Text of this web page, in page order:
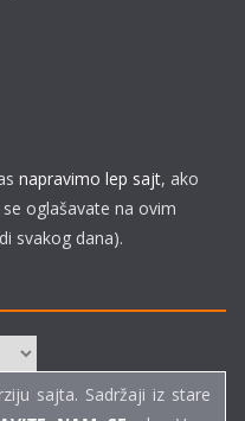
napravimo lep sajt, ako
oglašavate na ovim
svakog dana).
sajta. Sadržaji iz stare